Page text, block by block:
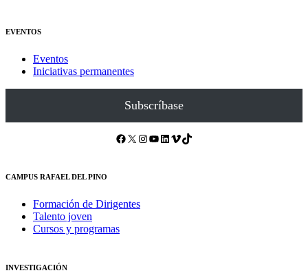
EVENTOS
Eventos
Iniciativas permanentes
Subscríbase
Facebook X Instagram YouTube LinkedIn Vimeo TikTok
CAMPUS RAFAEL DEL PINO
Formación de Dirigentes
Talento joven
Cursos y programas
INVESTIGACIÓN